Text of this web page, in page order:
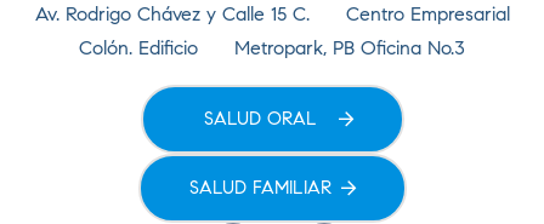
Av. Rodrigo Chávez y Calle 15 C. Centro Empresarial
Colón. Edificio Metropark, PB Oficina No.3
SALUD ORAL
SALUD FAMILIAR